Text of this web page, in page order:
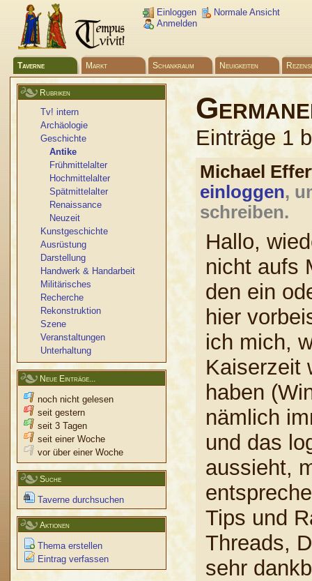
Einloggen
Anmelden
Normale Ansicht
Taverne Markt Schankraum Neuigkeiten
Rubriken
Tv! intern
Archäologie
Geschichte
Antike
Frühmittelalter
Hochmittelalter
Spätmittelalter
Renaissance
Neuzeit
Kunstgeschichte
Ausrüstung
Darstellung
Handwerk & Handarbeit
Militärisches
Recherche
Rekonstruktion
Szene
Veranstaltungen
Unterhaltung
Neue Einträge...
noch nicht gelesen
seit gestern
seit 3 Tagen
seit einer Woche
vor über einer Woche
Suche
Taverne durchsuchen
Aktionen
Thema erstellen
Eintrag verfassen
Einträge 1
Michael
einloggen,
schreiben.
Hallo,
nicht aufs
den ein
hier
ich mich,
Kaiserzeit
haben
nämlich
und das
aussieht,
Tips und
Threads,
sehr